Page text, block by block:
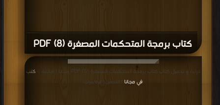
كتاب برمجة المتحكمات المصغرة (8) PDF
قراءة و تحميل كتاب كتاب برمجة المتحكمات المصغرة (5) PDF مجانا | مكتبة >
كتب
في مجانا | التحميل : مرة/مرات